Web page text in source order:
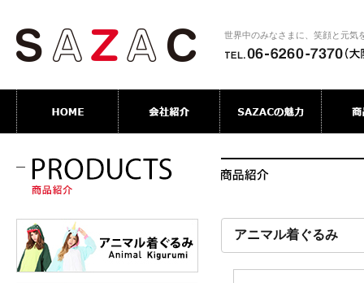
世界中のみなさまに、笑顔と元気
アニマル着ぐるみ